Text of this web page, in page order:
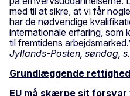
med til at sikre, at vi får
har de nødvendige
internationale erfaring, som
til fremtidens
Jyllands-Posten, søndag,
Grundlæggende
EU må skærpe sit